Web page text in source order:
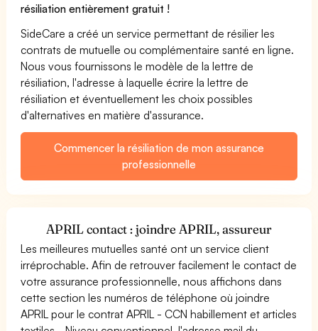
résiliation entièrement gratuit !
SideCare a créé un service permettant de résilier les
contrats de mutuelle ou complémentaire santé en ligne.
Nous vous fournissons le modèle de la lettre de
résiliation, l'adresse à laquelle écrire la lettre de
résiliation et éventuellement les choix possibles
d'alternatives en matière d'assurance.
Commencer la résiliation de mon assurance
professionnelle
APRIL contact : joindre APRIL, assureur
Les meilleures mutuelles santé ont un service client
irréprochable. Afin de retrouver facilement le contact de
votre assurance professionnelle, nous affichons dans
cette section les numéros de téléphone où joindre
APRIL pour le contrat APRIL - CCN habillement et articles